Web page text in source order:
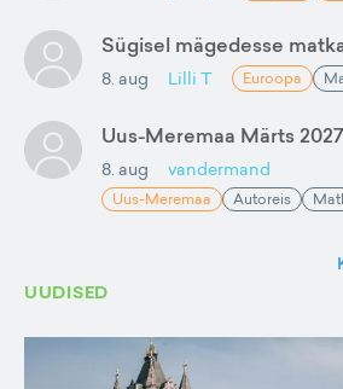
Sügisel mägedesse
8. aug Lilli T Euroopa
Uus-Meremaa Märts 2027
8. aug vandermand
Uus-Meremaa Autoreis
UUDISED